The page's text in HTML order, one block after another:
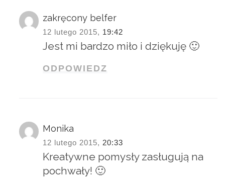
zakręcony belfer
12 lutego 2015, 19:42
Jest mi bardzo miło i dziękuję 🙂
ODPOWIEDZ
Monika
12 lutego 2015, 20:33
Kreatywne pomysły zasługują na
pochwały! 🙂